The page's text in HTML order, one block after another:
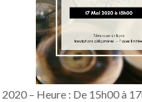
– Heure : De 15h00 à